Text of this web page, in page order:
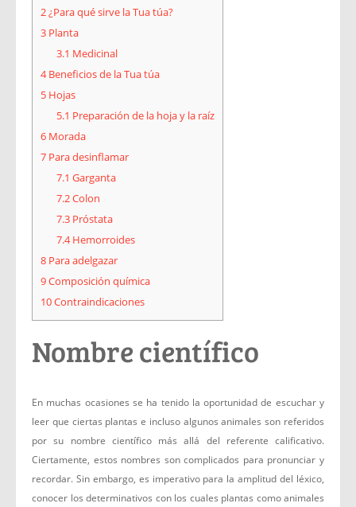
2¿Para qué sirve la Tua túa?
3 Planta
3.1 Medicinal
4Beneficios de la Tua túa
5 Hojas
5.1 Preparación de la hoja y la raíz
6 Morada
7 Para desinflamar
7.1 Garganta
7.2Colon
7.3Próstata
7.4Hemorroides
8 Para adelgazar
9Composición química
10Contraindicaciones
Nombre científico
En muchas ocasiones se ha tenido la oportunidad de escuchar y
leer que ciertas plantas e incluso algunos animales son referidos
por su nombre científico más allá del referente calificativo.
Ciertamente, estos nombres son complicados para pronunciar y
recordar. Sin embargo, es imperativo para la amplitud del léxico,
conocer los determinativos con los cuales plantas como animales